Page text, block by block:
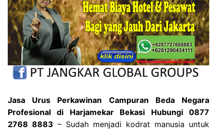
Jasa Urus Perkawinan Campuran Beda Negara
Profesional di Harjamekar Bekasi Hubungi 0877
2768 8883 – Sudah menjadi kodrat manusia untuk